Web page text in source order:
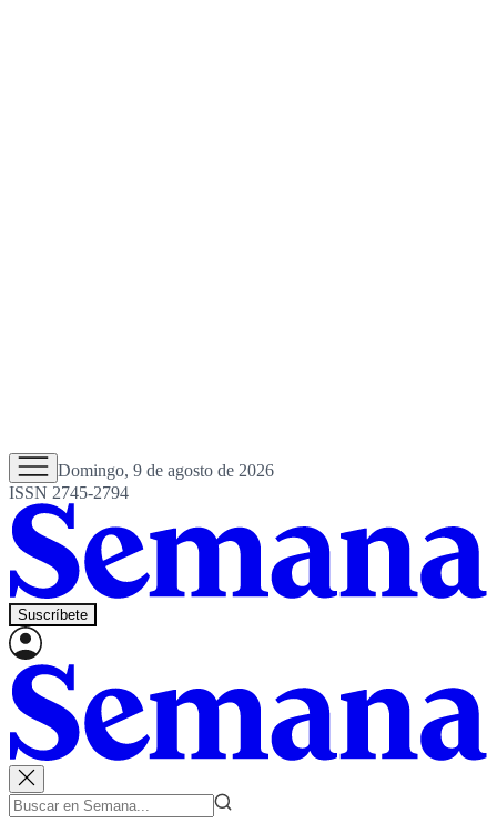
Domingo, 9 de agosto de 2026
ISSN 2745-2794
Suscríbete